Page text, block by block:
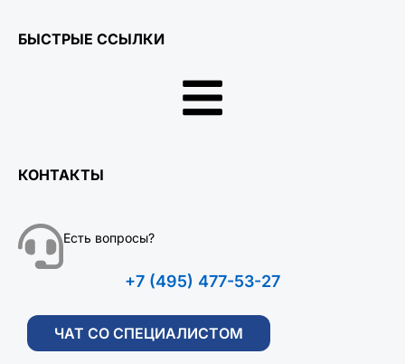
БЫСТРЫЕ ССЫЛКИ
КОНТАКТЫ
Есть вопросы?
+7 (495) 477-53-27
ЧАТ СО СПЕЦИАЛИСТОМ